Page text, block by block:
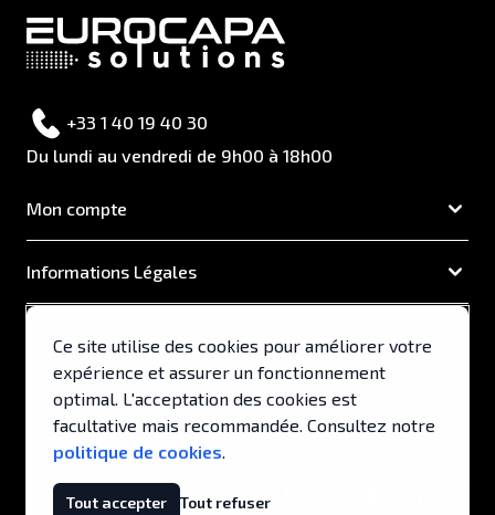
+33 1 40 19 40 30
Du lundi au vendredi de 9h00 à 18h00
Mon compte
Informations Légales
Support & Services
Ce site utilise des cookies pour améliorer votre
expérience et assurer un fonctionnement
optimal. L'acceptation des cookies est
facultative mais recommandée. Consultez notre
politique de cookies.
Tout accepter Tout refuser